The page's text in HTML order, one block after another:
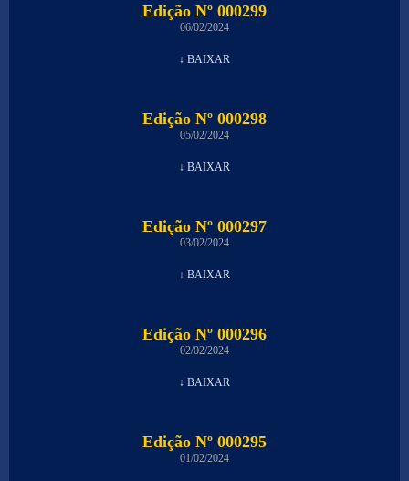
Edição Nº 000299
06/02/2024
↓ BAIXAR
Edição Nº 000298
05/02/2024
↓ BAIXAR
Edição Nº 000297
03/02/2024
↓ BAIXAR
Edição Nº 000296
02/02/2024
↓ BAIXAR
Edição Nº 000295
01/02/2024